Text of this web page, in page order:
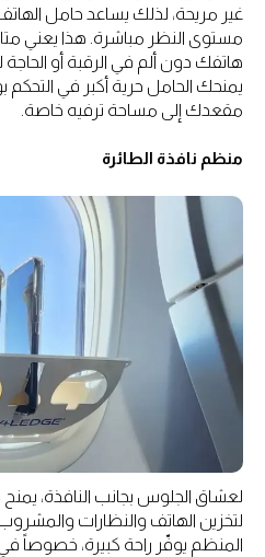
غير مريحة، لذلك يساعد حامل
مستوى النظر مباشرة. هذا يعني
هاتفك دون ألم في الرقبة أو الحاجة
يمنحك الحامل حرية أكبر في
مقعدك إلى مساحة ترفيه خاصة.
منظم نافذة الطائرة
لعشاق الجلوس بجانب النافذة،
لتخزين الهاتف والنظارات
المنظم يوفّر راحة كبيرة، خصوصاً في